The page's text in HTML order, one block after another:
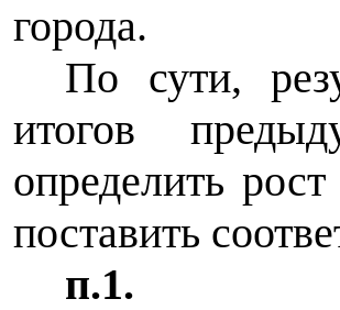
города.
По сути,
итогов
определить
поставить
п.1.